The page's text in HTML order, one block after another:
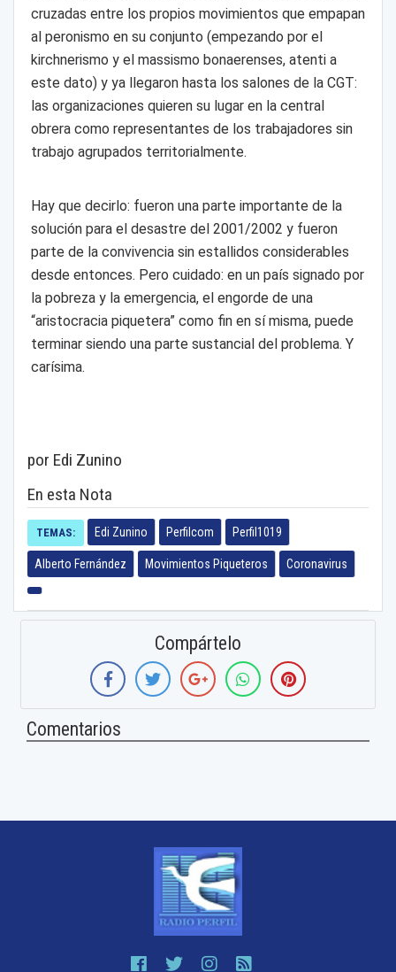
cruzadas entre los propios movimientos que empapan
al peronismo en su conjunto (empezando por el
kirchnerismo y el massismo bonaerenses, atenti a
este dato) y ya llegaron hasta los salones de la CGT:
las organizaciones quieren su lugar en la central
obrera como representantes de los trabajadores sin
trabajo agrupados territorialmente.
Hay que decirlo: fueron una parte importante de la
solución para el desastre del 2001/2002 y fueron
parte de la convivencia sin estallidos considerables
desde entonces. Pero cuidado: en un país signado por
la pobreza y la emergencia, el engorde de una
“aristocracia piquetera” como fin en sí misma, puede
terminar siendo una parte sustancial del problema. Y
carísima.
por Edi Zunino
En esta Nota
TEMAS: Edi Zunino Perfilcom Perfil1019
Alberto Fernández Movimientos Piqueteros Coronavirus
Compártelo
Comentarios